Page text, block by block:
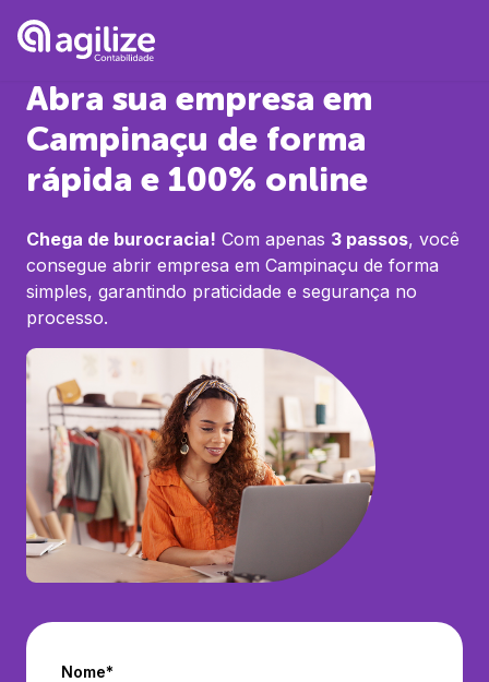
Abra sua empresa em
Campinaçu de forma
rápida e 100% online
Chega de burocracia! Com apenas 3 passos, você
consegue abrir empresa em Campinaçu de forma
simples, garantindo praticidade e segurança no
processo.
Nome*